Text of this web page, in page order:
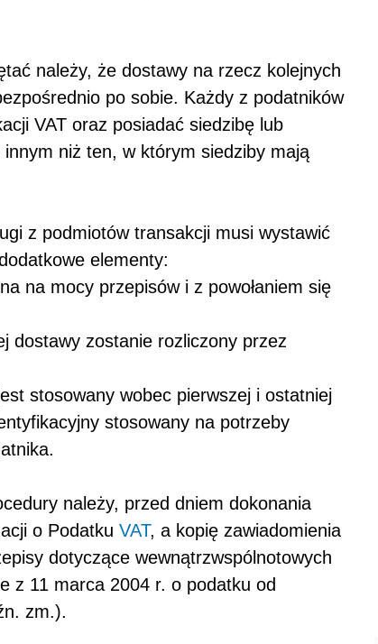
należy, że dostawy na rzecz kolejnych
po sobie. Każdy z podatników
VAT oraz posiadać siedzibę lub
niż ten, w którym siedziby mają
z podmiotów transakcji musi wystawić
elementy:
na mocy przepisów i z powołaniem się
dostawy zostanie rozliczony przez
stosowany wobec pierwszej i ostatniej
stosowany na potrzeby
należy, przed dniem dokonania
o Podatku VAT, a kopię zawiadomienia
dotyczące wewnątrzwspólnotowych
z 11 marca 2004 r. o podatku od
zm.).